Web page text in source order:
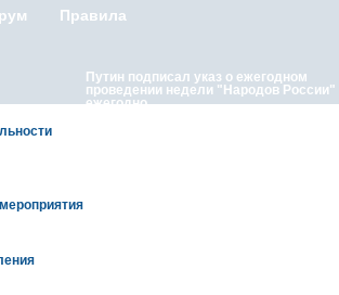
Правила
Путин подписал указ о ежегодном
проведении недели "Народов России"
ежегодно